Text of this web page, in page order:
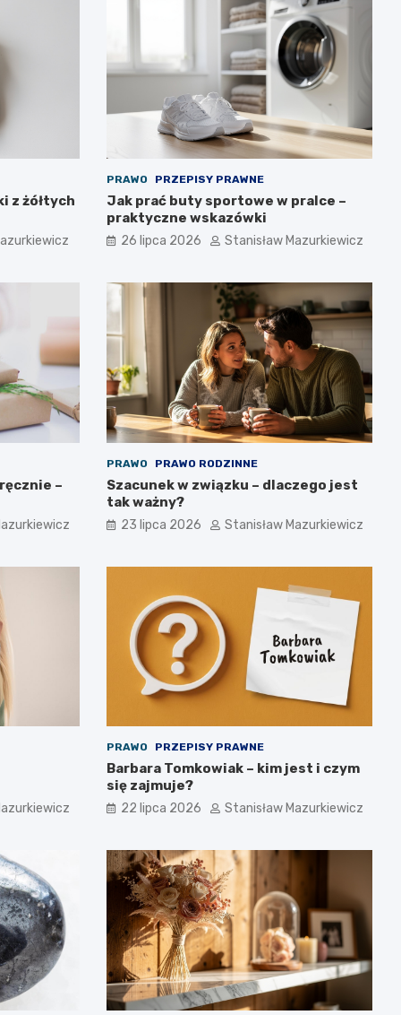
z żółtych
PRAWO PRZEPISY PRAWNE
Jak prać buty sportowe w pralce –
praktyczne wskazówki
26 lipca 2026 Stanisław Mazurkiewicz
–
PRAWO PRAWO RODZINNE
Szacunek w związku – dlaczego jest
tak ważny?
23 lipca 2026 Stanisław Mazurkiewicz
PRAWO PRZEPISY PRAWNE
Barbara Tomkowiak – kim jest i czym
się zajmuje?
22 lipca 2026 Stanisław Mazurkiewicz